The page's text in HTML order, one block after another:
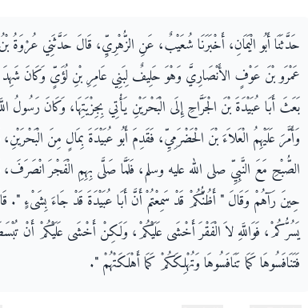
حَدَّثَنَا أَبُو الْيَمَانِ، أَخْبَرَنَا شُعَيْبٌ، عَنِ الزُّهْرِيِّ، قَالَ حَدَّثَنِي عُرْوَةُ
عَمْرَو بْنَ عَوْفٍ الأَنْصَارِيَّ وَهْوَ حَلِيفٌ لِبَنِي عَامِرِ بْنِ لُؤَىٍّ وَكَانَ شَهِدَ
بَعَثَ أَبَا عُبَيْدَةَ بْنَ الْجَرَّاحِ إِلَى الْبَحْرَيْنِ يَأْتِي بِجِزْيَتِهَا، وَكَانَ رَسُولُ
وَأَمَّرَ عَلَيْهِمُ الْعَلاَءَ بْنَ الْحَضْرَمِيِّ، فَقَدِمَ أَبُو عُبَيْدَةَ بِمَالٍ مِنَ
الصُّبْحِ مَعَ النَّبِيِّ صلى الله عليه وسلم، فَلَمَّا صَلَّى بِهِمِ الْفَجْرَ
حِينَ رَآهُمْ وَقَالَ ‏"‏ أَظُنُّكُمْ قَدْ سَمِعْتُمْ أَنَّ أَبَا عُبَيْدَةَ قَدْ جَاءَ بِشَىْءٍ ‏"‏‏.‏
يَسُرُّكُمْ، فَوَاللَّهِ لاَ الْفَقْرَ أَخْشَى عَلَيْكُمْ، وَلَكِنْ أَخْشَى عَلَيْكُمْ أَنْ
فَتَنَافَسُوهَا كَمَا تَنَافَسُوهَا وَتُهْلِكَكُمْ كَمَا أَهْلَكَتْهُمْ ‏"‏‏.‏